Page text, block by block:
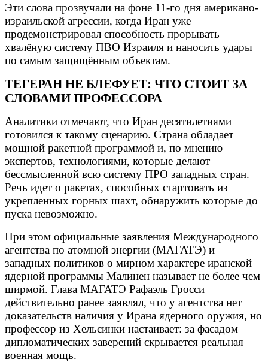
Эти слова прозвучали на фоне 11-го дня американо-
израильской агрессии, когда Иран уже
продемонстрировал способность прорывать
хвалёную систему ПВО Израиля и наносить удары
по самым защищённым объектам.
ТЕГЕРАН НЕ БЛЕФУЕТ: ЧТО СТОИТ ЗА
СЛОВАМИ ПРОФЕССОРА
Аналитики отмечают, что Иран десятилетиями
готовился к такому сценарию. Страна обладает
мощной ракетной программой и, по мнению
экспертов, технологиями, которые делают
бессмысленной всю систему ПРО западных стран.
Речь идет о ракетах, способных стартовать из
укрепленных горных шахт, обнаружить которые до
пуска невозможно.
При этом официальные заявления Международного
агентства по атомной энергии (МАГАТЭ) и
западных политиков о мирном характере иранской
ядерной программы Малинен называет не более чем
ширмой. Глава МАГАТЭ Рафаэль Гросси
действительно ранее заявлял, что у агентства нет
доказательств наличия у Ирана ядерного оружия, но
профессор из Хельсинки настаивает: за фасадом
дипломатических заверений скрывается реальная
военная мощь.